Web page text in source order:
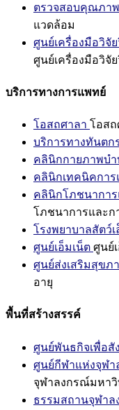
ตรวจสอบคุณภา
แวดล้อม
ศูนย์เครื่องมือวิจั
ศูนย์เครื่องมือวิจั
บริการทางการแพทย์
โอสถศาลา โอสถ
บริการทางทันตก
คลินิกกายภาพบ
คลินิกเทคนิคการ
คลินิกโภชนากา
โภชนาการและก
โรงพยาบาลสัตว์
ศูนย์เอ็มเน็ต ศูนย์
ศูนย์ส่งเสริมสุขภ
อายุ
พื้นที่สร้างสรรค์
ศูนย์พันธกิจเพื่อสั
ศูนย์กีฬาแห่งจุฬ
จุฬาลงกรณ์มหาวิ
ธรรมสถานจุฬา